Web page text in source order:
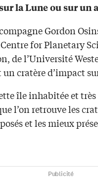
la Lune ou sur un
Gordon
for Planetary
de l’Université
cratère d’impact
île inhabitée et
l’on retrouve les
et les mieux
Publicité